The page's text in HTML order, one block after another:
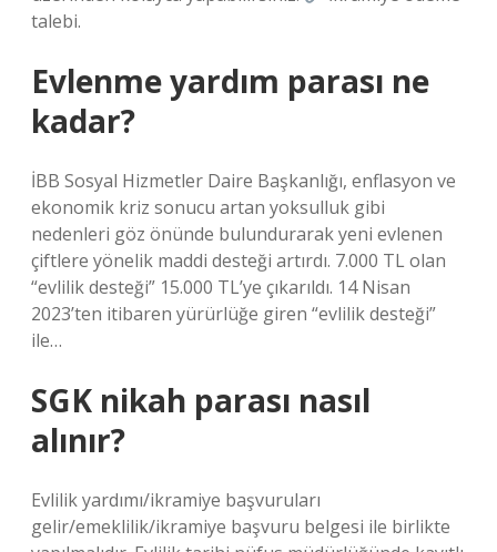
talebi.
Evlenme yardım parası ne
kadar?
İBB Sosyal Hizmetler Daire Başkanlığı, enflasyon ve
ekonomik kriz sonucu artan yoksulluk gibi
nedenleri göz önünde bulundurarak yeni evlenen
çiftlere yönelik maddi desteği artırdı. 7.000 TL olan
“evlilik desteği” 15.000 TL’ye çıkarıldı. 14 Nisan
2023’ten itibaren yürürlüğe giren “evlilik desteği”
ile…
SGK nikah parası nasıl
alınır?
Evlilik yardımı/ikramiye başvuruları
gelir/emeklilik/ikramiye başvuru belgesi ile birlikte